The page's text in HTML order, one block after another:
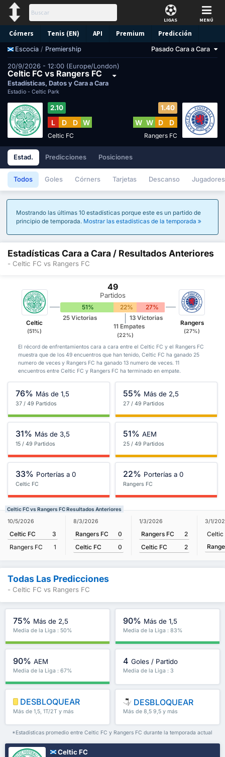
LIGAS MENÚ
Córners Tenis (EN) API Premium Predicción
Escocia / Premiership Pasado Cara a Cara
20/9/2026 - 12:00 (Europe/London)
Celtic FC vs Rangers FC
Estadísticas, Datos y Cara a Cara
Estadio - Celtic Park
2.10
L D D W
Celtic FC
1.40
W W D D
Rangers FC
Estad. Predicciones Posiciones
Todos Goles Córners Tarjetas Descanso Jugadores
Mostrando las últimas 10 estadísticas porque este es un partido de
principio de temporada. Mostrar las estadísticas de la temporada
Estadísticas Cara a Cara / Resultados Anteriores
- Celtic FC vs Rangers FC
Celtic
(51%)
49
Partidos
51% 22% 27%
25 Victorias
11 Empates
(22%)
13 Victorias
Rangers
(27%)
El récord de enfrentamientos cara a cara entre el Celtic FC y el Rangers FC
muestra que de los 49 encuentros que han tenido, Celtic FC ha ganado 25
numero de veces y Rangers FC ha ganado 13 numero de veces. 11
encuentros entre Celtic FC y Rangers FC ha terminado en empate.
76% Más de 1,5
37 / 49 Partidos
55% Más de 2,5
27 / 49 Partidos
31% Más de 3,5
15 / 49 Partidos
51% AEM
25 / 49 Partidos
33% Porterías a 0
Celtic FC
22% Porterías a 0
Rangers FC
Celtic FC vs Rangers FC Resultados Anteriores
10/5/2026
Celtic FC
3
Rangers FC
1
8/3/2026
Rangers FC
0
Celtic FC
0
1/3/2026
Rangers FC
2
Celtic FC
2
3/1/
Celtic
Todas Las Predicciones
- Celtic FC vs Rangers FC
75% Más de 2,5
Media de la Liga : 50%
90% Más de 1,5
Media de la Liga : 83%
90% AEM
Media de la Liga : 67%
4 Goles / Partido
Media de la Liga : 3
DESBLOQUEAR
Más de 1,5, 1T/2T y más
DESBLOQUEAR
Más de 8,5 9,5 y más
*Estadísticas promedio entre Celtic FC y Rangers FC durante la temporada actual
Celtic FC